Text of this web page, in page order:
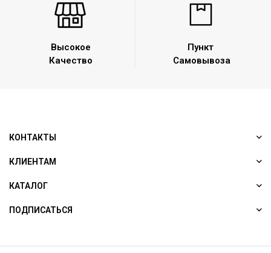
Высокое
Качество
Пункт
Самовывоза
КОНТАКТЫ
КЛИЕНТАМ
КАТАЛОГ
ПОДПИСАТЬСЯ